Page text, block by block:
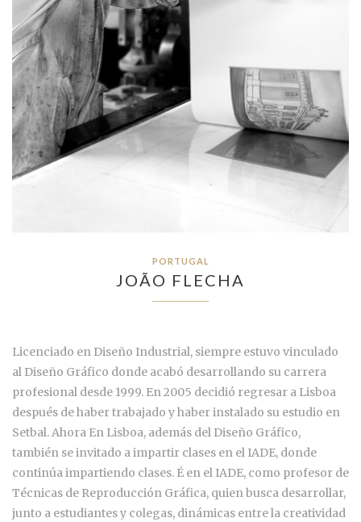
PORTUGAL
JOÃO FLECHA
Licenciado en Diseño Industrial, siempre estuvo vinculado
al Diseño Gráfico donde acabó desarrollando su carrera
profesional desde 1999. En 2005 decidió regresar a Lisboa
después de haber trabajado y haber instalado su estudio en
Setbal. Ahora En Lisboa, además del Diseño Gráfico,
también se invitado a impartir clases en el IADE, donde
continúa impartiendo clases. É en el IADE, como profesor de
Técnicas de Reproducción Gráfica, quien busca desarrollar,
junto a estudiantes y colegas, dinámicas entre la creatividad